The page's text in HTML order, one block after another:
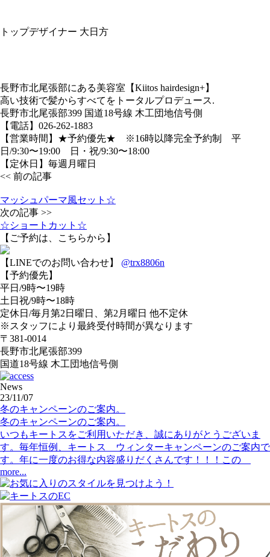
トップデザイナー 大日方
長野市北尾張部にある美容室【Kiitos hairdesign+】
高い技術で髪からすべてをトータルプロデュース.
長野市北尾張部399 国道18号線 木工団地信号側
【電話】026-262-1883
【営業時間】★予約優先★ ※16時以降完全予約制 平
日/9:30〜19:00 日・祝/9:30〜18:00
【定休日】毎週月曜日
<< 前の記事
マッシュパーマ風セット☆
次の記事 >>
☆ショートカット☆
【ご予約は、こちらから】
【LINEでのお問い合わせ】 @trx8806n
【予約優先】
平日/9時〜19時
土日祝/9時〜18時
定休日/毎月第2日曜日、第2月曜日 他不定休
※スタッフにより最終受付時間が異なります
〒381-0014
長野市北尾張部399
国道18号線 木工団地信号側
News
23/11/07
冬のキャンペーンのご案内。
冬のキャンペーンのご案内。
いつもキートスをご利用いただき、誠にありがとうございま
す。毎年恒例、キートス ウィンターキャンペーンのご案内で
す。年に一度のお得な内容盛りだくさんです！！！この
more...